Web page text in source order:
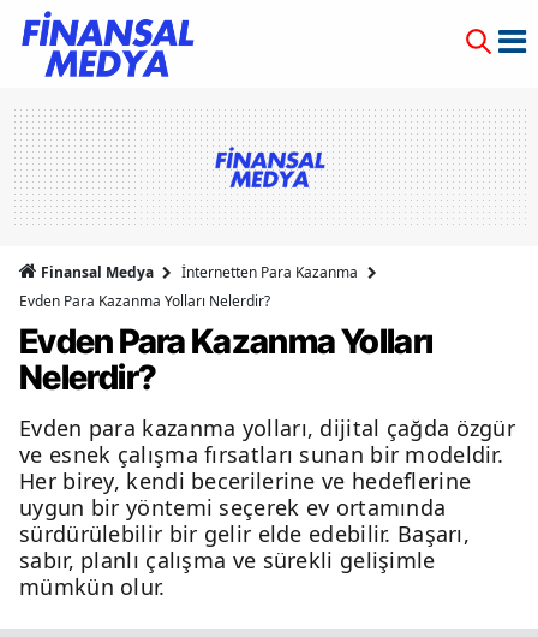
Finansal Medya
İnternetten Para Kazanma
Evden Para Kazanma Yolları Nelerdir?
Evden Para Kazanma Yolları
Nelerdir?
Evden para kazanma yolları, dijital çağda özgür
ve esnek çalışma fırsatları sunan bir modeldir.
Her birey, kendi becerilerine ve hedeflerine
uygun bir yöntemi seçerek ev ortamında
sürdürülebilir bir gelir elde edebilir. Başarı,
sabır, planlı çalışma ve sürekli gelişimle
mümkün olur.